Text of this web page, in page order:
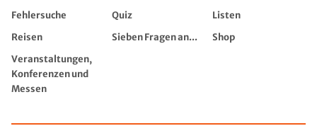
Fehlersuche
Quiz
Listen
Reisen
Sieben Fragen an...
Shop
Veranstaltungen,
Konferenzen und
Messen